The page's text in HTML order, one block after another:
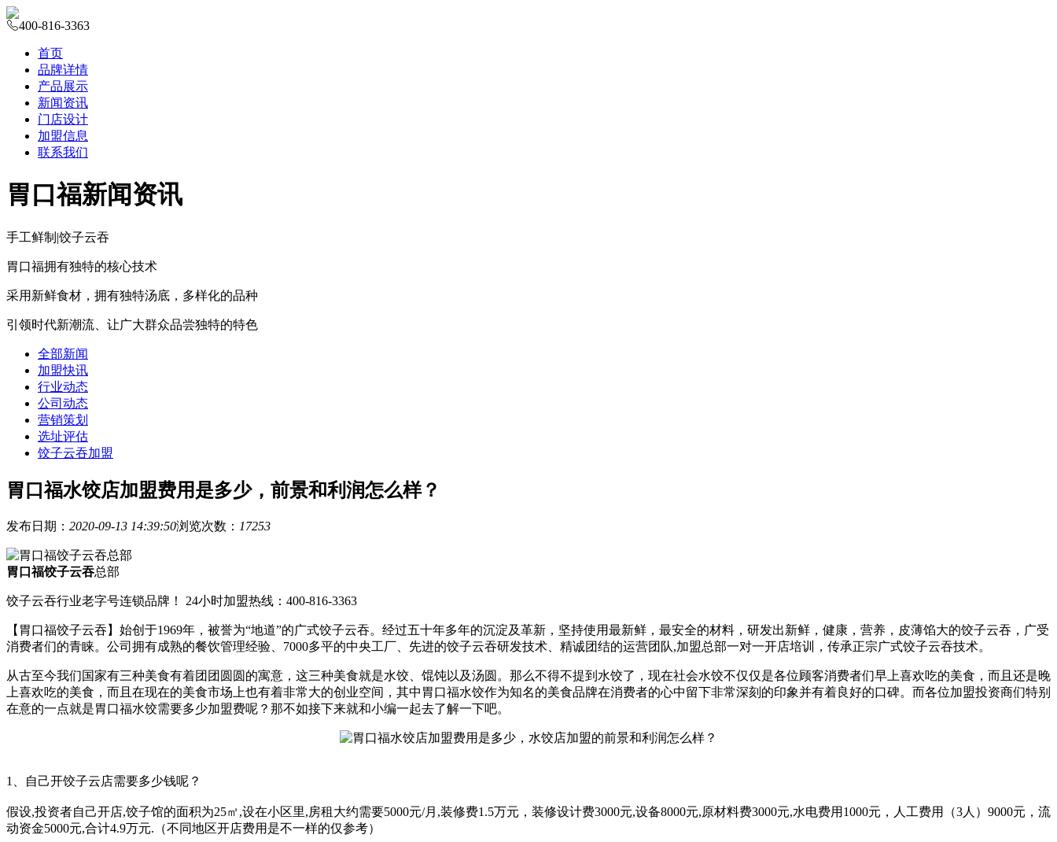
400-816-3363
首页
品牌详情
产品展示
新闻资讯
门店设计
加盟信息
联系我们
胃口福新闻资讯
手工鲜制 |饺子云吞
胃口福拥有独特的核心技术
采用新鲜食材，拥有独特汤底，多样化的品种
引领时代新潮流、让广大群众品尝独特的特色
全部新闻
加盟快讯
行业动态
公司动态
营销策划
选址评估
饺子云吞加盟
胃口福水饺店加盟费用是多少，前景和利润怎么样？
发布日期： 2020-09-13 14:39:50浏览次数： 17253
胃口福饺子云吞总部
饺子云吞行业老字号连锁品牌！ 24小时加盟热线：400-816-3363
【胃口福饺子云吞】始创于1969年，被誉为“地道”的广式饺子云吞。经过五十年多年的沉淀及革新，坚持使用最新鲜，最安全的材料，研发出新鲜，健康，营养，皮薄馅大的饺子云吞，广受
消费者们的青睐。公司拥有成熟的餐饮管理经验、7000多平的中央工厂、先进的饺子云吞研发技术、精诚团结的运营团队,加盟总部一对一开店培训，传承正宗广式饺子云吞技术。
从古至今我们国家有三种美食有着团团圆圆的寓意，这三种美食就是水饺、馄饨以及汤圆。那么不得不提到水饺了，现在社会水饺不仅仅是各位顾客消费者们早上喜欢吃的美食，而且还是晚
上喜欢吃的美食，而且在现在的美食市场上也有着非常大的创业空间，其中胃口福水饺作为知名的美食品牌在消费者的心中留下非常深刻的印象并有着良好的口碑。而各位加盟投资商们特别
在意的一点就是胃口福水饺需要多少加盟费呢？那不如接下来就和小编一起去了解一下吧。
1、自己开饺子云店需要多少钱呢？
假设,投资者自己开店,饺子馆的面积为25㎡,设在小区里,房租大约需要5000元/月,装修费1.5万元，装修设计费3000元,设备8000元,原材料费3000元,水电费用1000元，人工费用（3人）9000元，流
动资金5000元,合计4.9万元.（不同地区开店费用是不一样的仅参考）